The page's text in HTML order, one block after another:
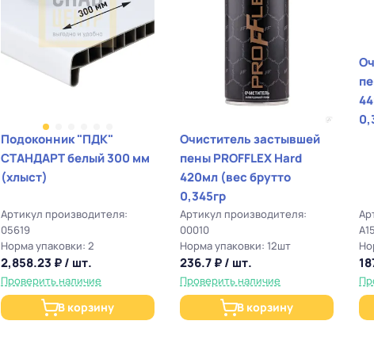
баллона).
• После полного затвердевания лишнюю пену можно аккуратно
• Остатки незатвердевшей пены удалить специализированным
Когда применять
• Для монтажных работ всесезонно: фиксация дверей, оконных
• При заполнении щелей, стыков, пустот и технологических
• Для герметизации и уплотнения монтажных узлов.
• При необходимости тепло и звукоизоляции монтажных швов и
Подоконник "ПДК"
СТАНДАРТ белый 300 мм
(хлыст)
Артикул производителя:
05619
Норма упаковки: 2
2,858.23 ₽ / шт.
Проверить наличие
В корзину
Очиститель застывшей
пены PROFFLEX Hard
420мл (вес брутто
0,345гр
Артикул производителя:
00010
Норма упаковки: 12шт
236.7 ₽ / шт.
Проверить наличие
В корзину
440мл